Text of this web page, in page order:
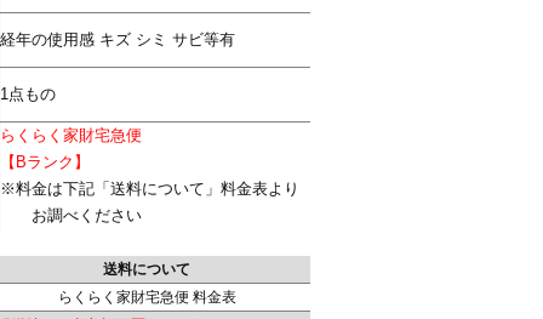
経年の使用感 キズ シミ サビ等有
1点もの
らくらく家財宅急便
【Bランク】
※料金は下記「送料について」料金表より
お調べください
送料について
らくらく家財宅急便 料金表